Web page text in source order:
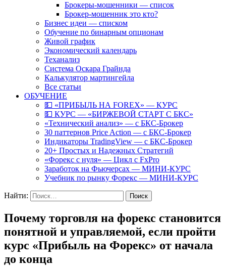
Брокеры-мошенники — список
Брокер-мошенник это кто?
Бизнес идеи — списком
Обучение по бинарным опционам
Живой график
Экономический календарь
Теханализ
Система Оскара Грайнда
Калькулятор мартингейла
Все статьи
ОБУЧЕНИЕ
💵 «ПРИБЫЛЬ НА FOREX» — КУРС
💵 КУРС — «БИРЖЕВОЙ СТАРТ С БКС»
«Технический анализ» — с БКС-Брокер
30 паттернов Price Action — с БКС-Брокер
Индикаторы TradingView — с БКС-Брокер
20+ Простых и Надежных Стратегий
«Форекс с нуля» — Цикл с FxPro
Заработок на Фьючерсах — МИНИ-КУРС
Учебник по рынку Форекс — МИНИ-КУРС
Найти:
Почему торговля на форекс становится
понятной и управляемой, если пройти
курс «Прибыль на Форекс» от начала
до конца